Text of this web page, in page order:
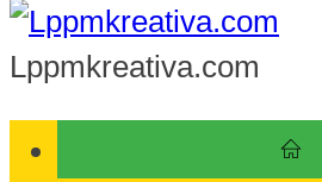
Lppmkreativa.com